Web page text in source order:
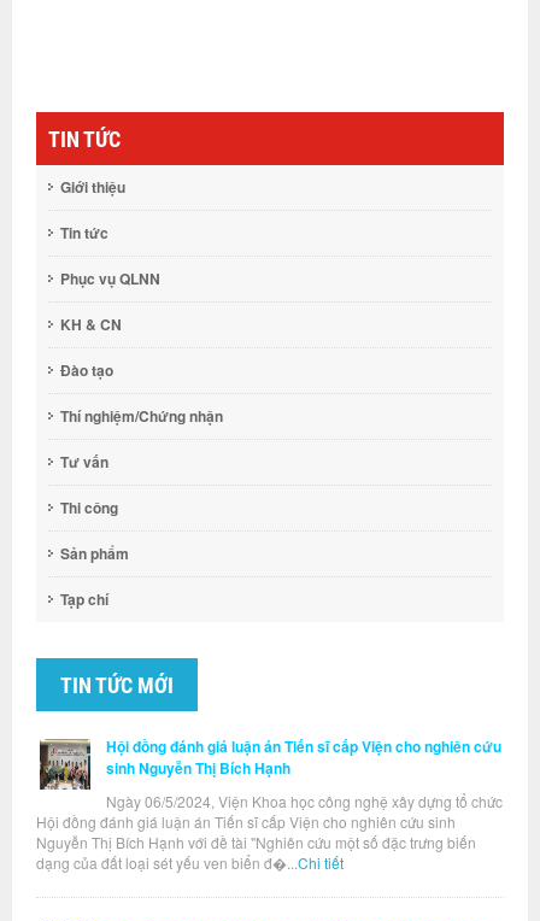
TIN TỨC
Giới thiệu
Tin tức
Phục vụ QLNN
KH & CN
Đào tạo
Thí nghiệm/Chứng nhận
Tư vấn
Thi công
Sản phẩm
Tạp chí
TIN TỨC MỚI
Hội đồng đánh giá luận án Tiến sĩ cấp Viện cho nghiên cứu
sinh Nguyễn Thị Bích Hạnh
Ngày 06/5/2024, Viện Khoa học công nghệ xây dựng tổ chức
Hội đồng đánh giá luận án Tiến sĩ cấp Viện cho nghiên cứu sinh
Nguyễn Thị Bích Hạnh với đề tài "Nghiên cứu một số đặc trưng biến
dạng của đất loại sét yếu ven biển đ�... Chi tiết